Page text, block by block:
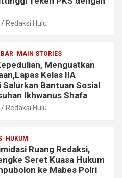
Redaksi Hulu
MAIN STORIES
Menguatkan
Kelas IIA
Bantuan Sosial
Ikhwanus Shafa
Redaksi Hulu
HUKUM
Ruang Redaksi,
Seret Kuasa Hukum
ke Mabes Polri